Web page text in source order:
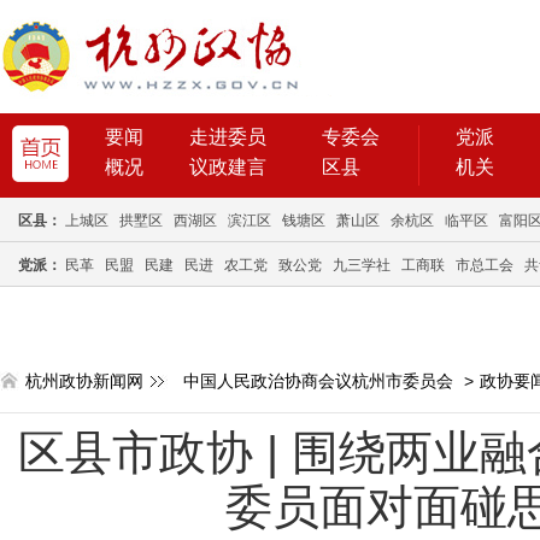
要闻 走进委员
专委会
概况
议政建言 区县
党派
机关
区县： 上城区 拱墅区 西湖区 滨江区 钱塘区 萧山区 余杭区 临平区 富阳
党派： 民革 民盟 民建 民进 农工党 致公党 九三学社 工商联 市总工会
杭州政协新闻网 中国人民政治协商会议杭州市委员会 > 政协要
区县市政协 | 围绕两业
委员面对面碰